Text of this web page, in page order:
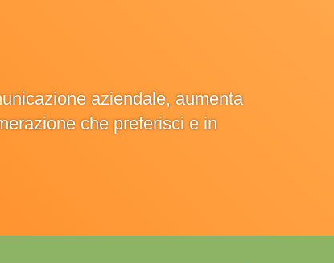
aziendale, aumenta
che preferisci e in